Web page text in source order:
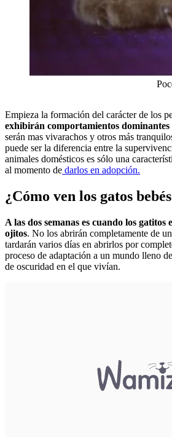
Empieza la formación del carácter de los
exhibirán comportamientos dominantes
serán mas vivarachos y otros más
puede ser la diferencia entre la
animales domésticos es sólo una
al momento de darlos en adopción.
¿Cómo ven los gatos
A las dos semanas es cuando los
ojitos. No los abrirán completamente de
tardarán varios días en abrirlos por
proceso de adaptación a un mundo lleno
de oscuridad en el que vivían.